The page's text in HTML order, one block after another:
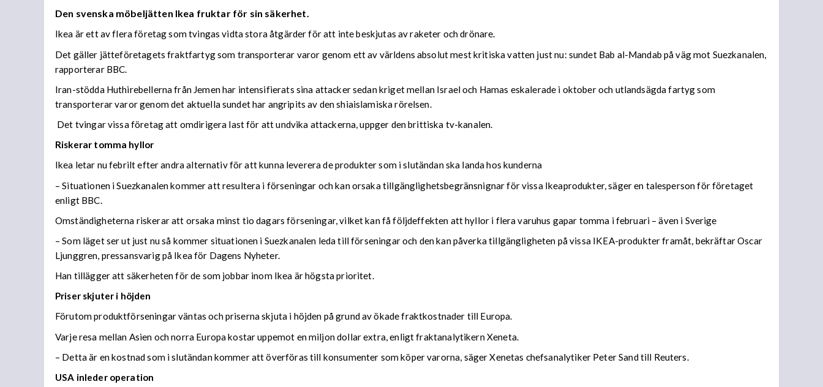
Den svenska möbeljätten Ikea fruktar för sin säkerhet.
Ikea är ett av flera företag som tvingas vidta stora åtgärder för att inte beskjutas av raketer och drönare.
Det gäller jätteföretagets fraktfartyg som transporterar varor genom ett av världens absolut mest kritiska vatten just nu: sundet Bab al-Mandab på väg mot Suezkanalen,
rapporterar BBC.
Iran-stödda Huthirebellerna från Jemen har intensifierats sina attacker sedan kriget mellan Israel och Hamas eskalerade i oktober och utlandsägda fartyg som
transporterar varor genom det aktuella sundet har angripits av den shiaislamiska rörelsen.
Det tvingar vissa företag att omdirigera last för att undvika attackerna, uppger den brittiska tv-kanalen.
Riskerar tomma hyllor
Ikea letar nu febrilt efter andra alternativ för att kunna leverera de produkter som i slutändan ska landa hos kunderna
– Situationen i Suezkanalen kommer att resultera i förseningar och kan orsaka tillgänglighetsbegränsnignar för vissa Ikeaprodukter, säger en talesperson för företaget
enligt BBC.
Omständigheterna riskerar att orsaka minst tio dagars förseningar, vilket kan få följdeffekten att hyllor i flera varuhus gapar tomma i februari – även i Sverige
– Som läget ser ut just nu så kommer situationen i Suezkanalen leda till förseningar och den kan påverka tillgängligheten på vissa IKEA-produkter framåt, bekräftar Oscar
Ljunggren, pressansvarig på Ikea för Dagens Nyheter.
Han tillägger att säkerheten för de som jobbar inom Ikea är högsta prioritet.
Priser skjuter i höjden
Förutom produktförseningar väntas och priserna skjuta i höjden på grund av ökade fraktkostnader till Europa.
Varje resa mellan Asien och norra Europa kostar uppemot en miljon dollar extra, enligt fraktanalytikern Xeneta.
– Detta är en kostnad som i slutändan kommer att överföras till konsumenter som köper varorna, säger Xenetas chefsanalytiker Peter Sand till Reuters.
USA inleder operation